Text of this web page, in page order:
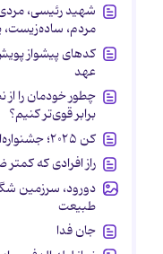
شهید رئیسی،
مردم، ساده‌زیست،
کدهای پیشواز
عهد
برابر قوی‌تر کنیم؟
کن ۲۰۲۵؛ جشنواره‌ای علیه خانواده
راز افرادی که
دورود، سرزمین
طبیعت
جان فدا